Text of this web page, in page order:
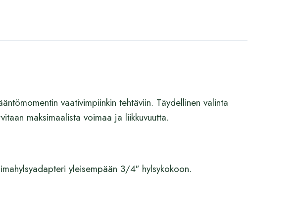
vaativimpiinkin tehtäviin. Täydellinen valinta
maksimaalista voimaa ja liikkuvuutta.
yleisempään 3/4″ hylsykokoon.